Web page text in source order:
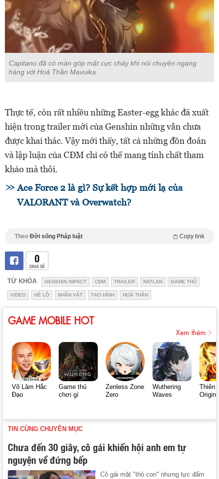
Capitano đã có màn góp mặt cực cháy khi nói chuyện ngang
hàng với Hoả Thần Mavuika.
Thực tế, còn rất nhiều những Easter-egg khác đã xuất
hiện trong trailer mới của Genshin những vẫn chưa
được khai thác. Vậy mới thấy, tất cả những đồn đoán
và lập luận của CĐM chỉ có thể mang tính chất tham
khảo mà thôi.
Ace Force 2 là gì? Sự kết hợp mới lạ của
VALORANT và Overwatch?
Theo Đời sống Pháp luật Copy link
0
CHIA SẺ
TỪ KHÓA GENSHIN IMPACT CĐM TRAILER NATLAN GAME THỦ
VIDEO HÉ LỘ NHÂN VẬT TẠO HÌNH HOẢ THẦN
GAME MOBILE HOT
Xem thêm
Võ Lâm Hắc
Đạo
Game thủ
chơi gì
Zenless Zone
Zero
Wuthering
Waves
Thiên
Origin
TIN CÙNG CHUYÊN MỤC
Chưa đến 30 giây, cô gái khiến hội anh em tự
nguyện về đứng bếp
Cô gái mặt "thỏ con" nhưng lực đấm